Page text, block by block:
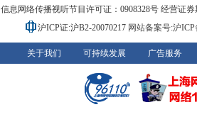
信息网络传播视听节目许可证：0908328号 经营证
沪ICP证:沪B2-20070217 网站备案号:沪
关于我们 可持续发展 广告服务